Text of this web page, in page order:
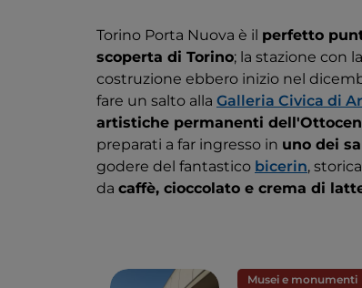
Torino Porta Nuova è il perfetto
scoperta di Torino; la stazione con
costruzione ebbero inizio nel
fare un salto alla Galleria Civica di
artistiche permanenti
preparati a far ingresso in uno dei
godere del fantastico bicerin,
da caffè, cioccolato e crema di
Musei e monumenti